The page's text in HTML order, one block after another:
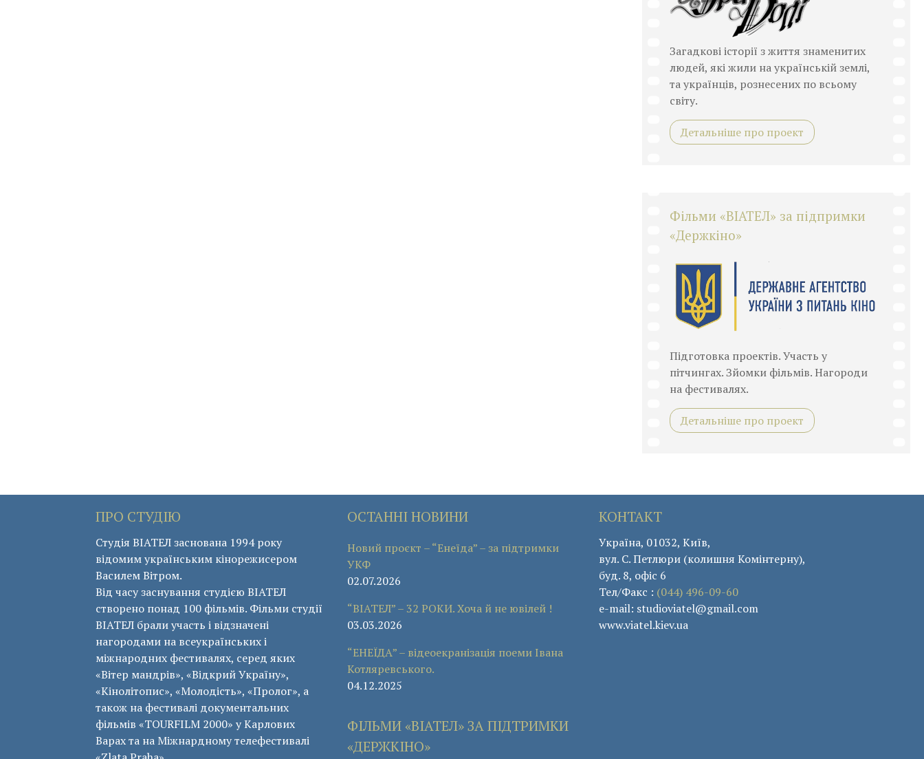
Загадкові історії з життя знаменитих
людей, які жили на українській землі,
та українців, рознесених по всьому
світу.
Детальніше про проект
Фільми «ВІАТЕЛ» за підпримки
«Держкіно»
Підготовка проектів. Участь у
пітчингах. Зйомки фільмів. Нагороди
на фестивалях.
Детальніше про проект
ПРО СТУДІЮ
Студія ВІАТЕЛ заснована 1994 року
відомим українським кінорежисером
Василем Вітром.
Від часу заснування студією ВІАТЕЛ
створено понад 100 фільмів. Фільми студії
ВІАТЕЛ брали участь і відзначені
нагородами на всеукраїнських і
міжнародних фестивалях, серед яких
«Вітер мандрів», «Відкрий Україну»,
«Кінолітопис», «Молодість», «Пролог», а
також на фестивалі документальних
фільмів «ТОURFILM 2000» у Карлових
Варах та на Міжнардному телефестивалі
ОСТАННІ НОВИНИ
Новий проєкт – “Енеїда” – за підтримки
УКФ
02.07.2026
“ВІАТЕЛ” – 32 РОКИ. Хоча й не ювілей !
03.03.2026
“ЕНЕЇДА” – відеоекранізація поеми Івана
Котляревського.
04.12.2025
ФІЛЬМИ «ВІАТЕЛ» ЗА ПІДТРИМКИ
«ДЕРЖКІНО»
КОНТАКТ
Україна, 01032, Київ,
вул. С. Петлюри (колишня Комінтерну),
буд. 8, офіс 6
Тел/Факс : (044) 496-09-60
e-mail: studioviatel@gmail.com
www.viatel.kiev.ua